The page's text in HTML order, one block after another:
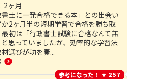
2ヶ月
士に一発合格できる本」との出会い
2ヶ月半の短期学習で合格を勝ち取
最初は「行政書士試験に合格なんて無
思っていましたが、効率的な学習法
選びが功を奏...
参考になった！ 257